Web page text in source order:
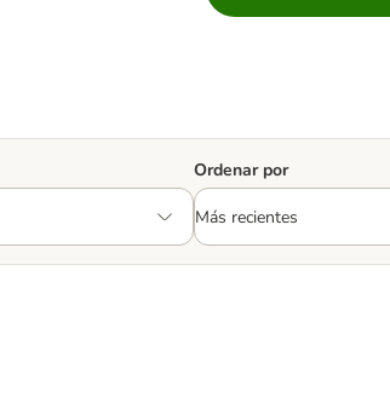
Ordenar por